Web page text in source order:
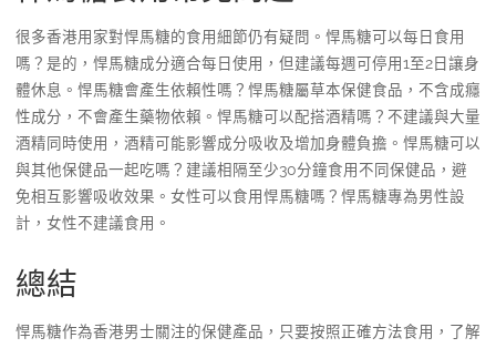
很多香港用家對悍馬糖的食用細節仍有疑問。悍馬糖可以每日食用
嗎？是的，悍馬糖成分適合每日使用，但建議每週可停用1至2日讓身
體休息。悍馬糖會產生依賴性嗎？悍馬糖屬草本保健食品，不含成癮
性成分，不會產生藥物依賴。悍馬糖可以配搭酒精嗎？不建議與大量
酒精同時使用，酒精可能影響成分吸收及增加身體負擔。悍馬糖可以
與其他保健品一起吃嗎？建議相隔至少30分鐘食用不同保健品，避
免相互影響吸收效果。女性可以食用悍馬糖嗎？悍馬糖專為男性設
計，女性不建議食用。
總結
悍馬糖作為香港男士關注的保健產品，只要按照正確方法食用，了解